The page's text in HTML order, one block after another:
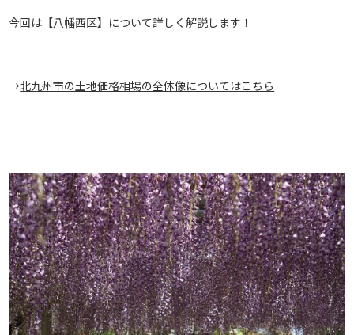
今回は【八幡西区】について詳しく解説します！
→北九州市の土地価格相場の全体像についてはこちら